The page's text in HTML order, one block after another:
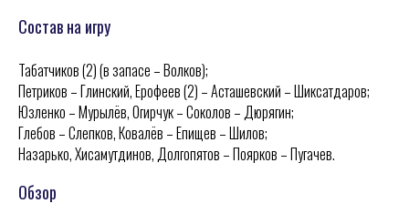
Состав на игру
Табатчиков (2) (в запасе – Волков);
Петриков – Глинский, Ерофеев (2) – Асташевский – Шиксатдаров;
Юзленко – Мурылёв, Огирчук – Соколов – Дюрягин;
Глебов – Слепков, Ковалёв – Епищев – Шилов;
Назарько, Хисамутдинов, Долгопятов – Поярков – Пугачев.
Обзор